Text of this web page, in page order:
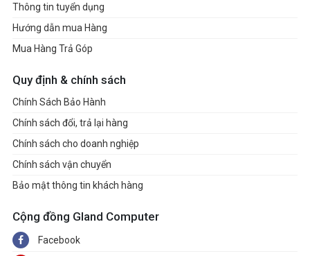
Thông tin tuyển dụng
Hướng dẫn mua Hàng
Mua Hàng Trả Góp
Quy định & chính sách
Chính Sách Bảo Hành
Chính sách đổi, trả lại hàng
Chính sách cho doanh nghiệp
Chính sách vận chuyển
Bảo mật thông tin khách hàng
Cộng đồng Gland Computer
Facebook